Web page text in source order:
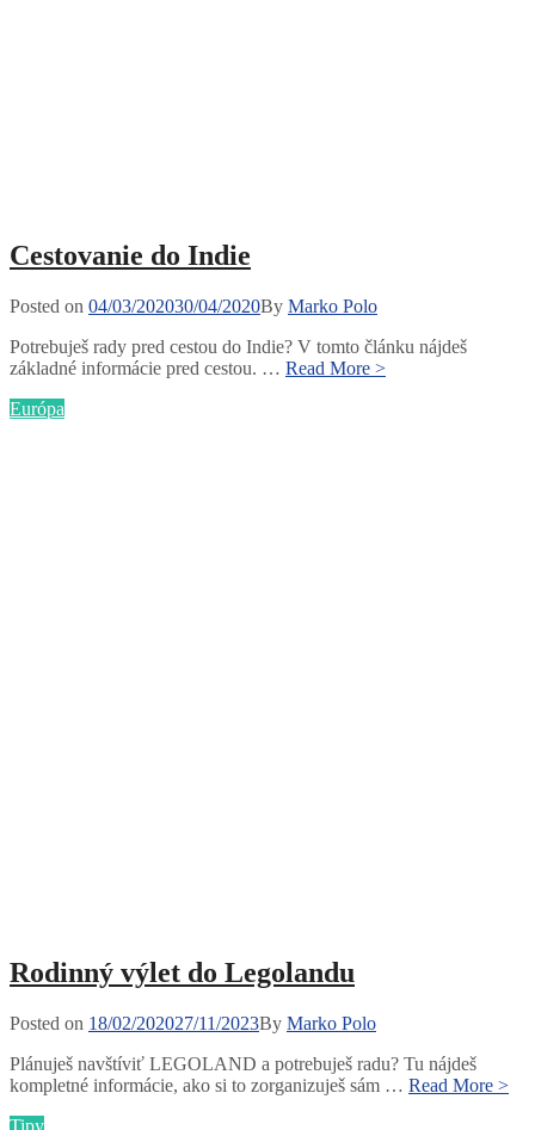
Cestovanie do Indie
Posted on Posted
04/03/202030/04/2020By Marko Polo
Potrebuješ rady pred cestou do Indie? V tomto článku nájdeš
základné informácie pred cestou. … Read More >Cestovanie
Categories
Európa
Rodinný výlet do Legolandu
Posted on Posted
18/02/202027/11/2023By Marko Polo
Plánuješ navštíviť LEGOLAND a potrebuješ radu? Tu nájdeš
kompletné informácie, ako si to zorganizuješ sám … Read More >
Categories